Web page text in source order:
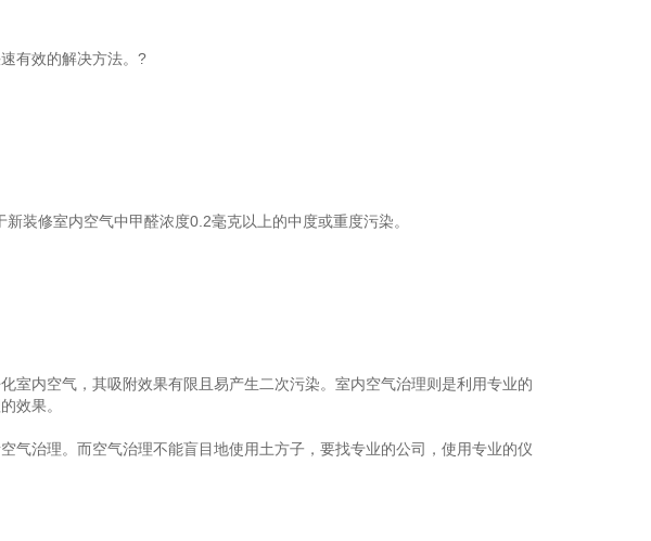
有效的解决方法。?
修室内空气中甲醛浓度0.2毫克以上的中度或重度污染。
内空气，其吸附效果有限且易产生二次污染。室内空气治理则是利用专业的
效果。
治理。而空气治理不能盲目地使用土方子，要找专业的公司，使用专业的仪